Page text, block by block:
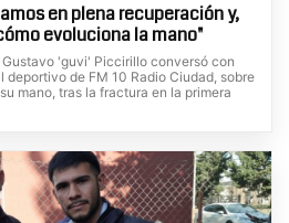
en plena recuperación y,
evoluciona la mano"
'guvi' Piccirillo conversó con
de FM 10 Radio Ciudad, sobre
mano, tras la fractura en la primera